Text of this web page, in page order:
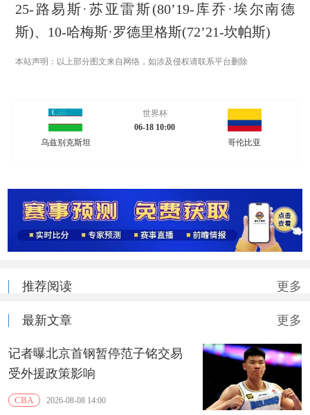
25-路易斯·苏亚雷斯(80’19-库乔·埃尔南德
斯)、10-哈梅斯·罗德里格斯(72’21-坎帕斯)
本站声明：以上部分图文来自网络，如涉及侵权请联系平台删除
乌兹别克斯坦
世界杯
06-18 10:00
哥伦比亚
推荐阅读 更多
最新文章 更多
记者曝北京首钢暂停范子铭交易
受外援政策影响
CBA 2026-08-08 14:00